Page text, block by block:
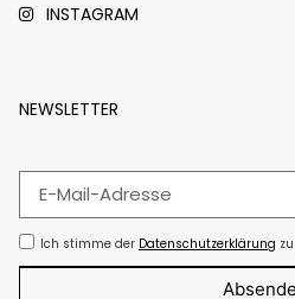
INSTAGRAM
NEWSLETTER
Ich stimme der Datenschutzerklärung zu